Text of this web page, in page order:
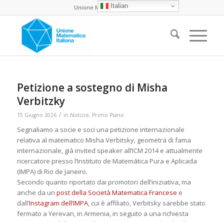
Unione Matematica Italiana
Petizione a sostegno di Misha
Verbitzky
15 Giugno 2026 / in Notizie, Primo Piano
Segnaliamo a socie e soci una petizione internazionale
relativa al matematico Misha Verbitsky, geometra di fama
internazionale, già invited speaker all’ICM 2014 e attualmente
ricercatore presso l’Instituto de Matemática Pura e Aplicada
(IMPA) di Rio de Janeiro.
Secondo quanto riportato dai promotori dell’iniziativa, ma
anche da un post della Società Matematica Francese e
dall’Instagram dell’IMPA, cui è affiliato, Verbitsky sarebbe stato
fermato a Yerevan, in Armenia, in seguito a una richiesta
Italian